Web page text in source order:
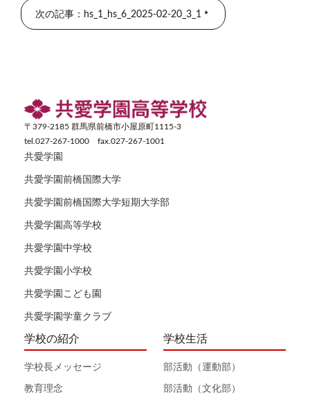
次の記事：hs_1_hs_6_2025-02-20_3_1
〒379-2185 群馬県前橋市小屋原町1115-3
tel.027-267-1000 fax.027-267-1001
共愛学園
共愛学園前橋国際大学
共愛学園前橋国際大学短期大学部
共愛学園高等学校
共愛学園中学校
共愛学園小学校
共愛学園こども園
共愛学園学童クラブ
学校の紹介
学校長メッセージ
教育理念
学校生活
部活動（運動部）
部活動（文化部）